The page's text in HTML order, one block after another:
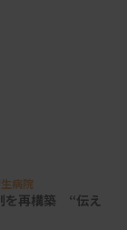
れば自分た
企業として
しかしなが
病院
を再構築 “伝え